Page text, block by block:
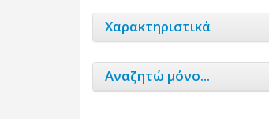
Χαρακτηριστικά
Αναζητώ μόνο...